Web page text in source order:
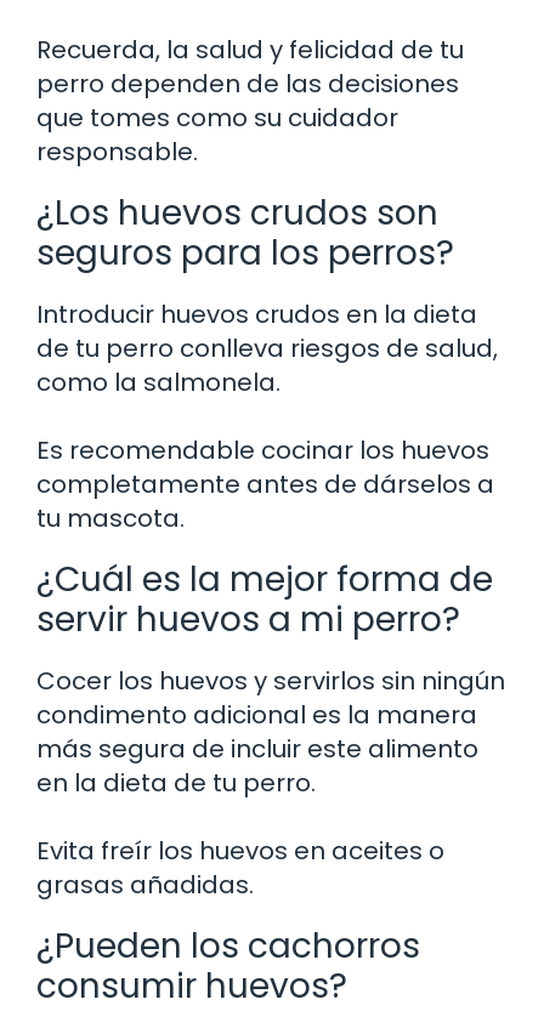
Recuerda, la salud y felicidad de tu
perro dependen de las decisiones
que tomes como su cuidador
responsable.
¿Los huevos crudos son
seguros para los perros?
Introducir huevos crudos en la dieta
de tu perro conlleva riesgos de salud,
como la salmonela.
Es recomendable cocinar los huevos
completamente antes de dárselos a
tu mascota.
¿Cuál es la mejor forma de
servir huevos a mi perro?
Cocer los huevos y servirlos sin ningún
condimento adicional es la manera
más segura de incluir este alimento
en la dieta de tu perro.
Evita freír los huevos en aceites o
grasas añadidas.
¿Pueden los cachorros
consumir huevos?